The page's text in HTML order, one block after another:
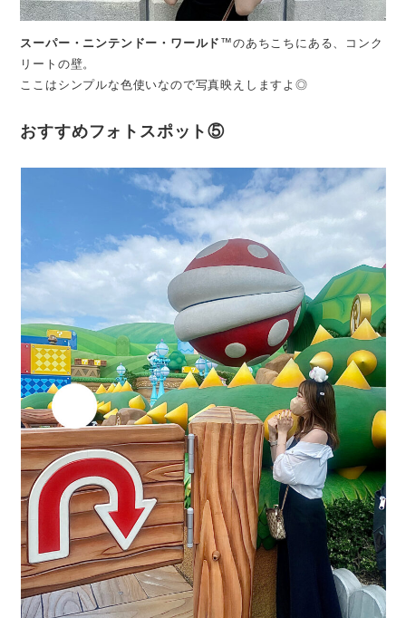
スーパー・ニンテンドー・ワールド ™のあちこちにある、コンク
リートの壁。
ここはシンプルな色使いなので写真映えしますよ◎
おすすめフォトスポット⑤